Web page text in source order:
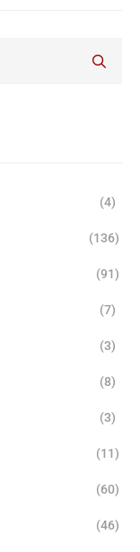
(4)
(136)
(91)
(7)
(3)
(8)
(3)
(11)
(60)
(46)